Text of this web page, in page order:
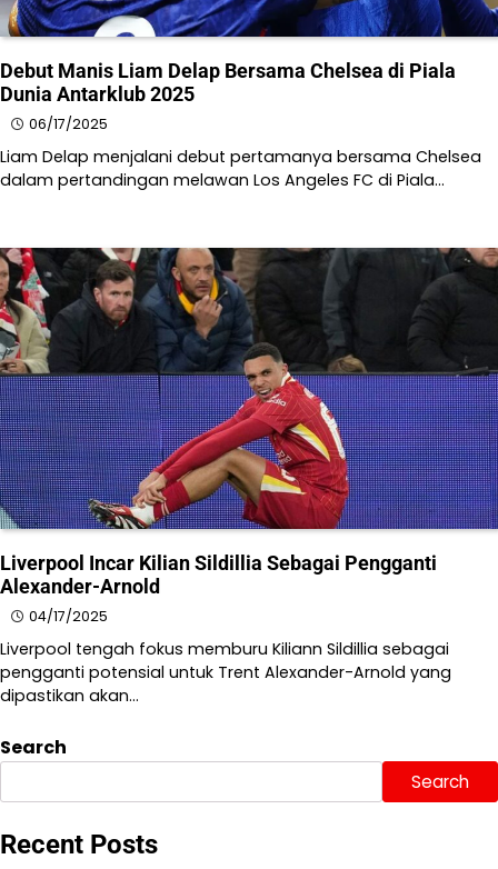
Debut Manis Liam Delap Bersama Chelsea di Piala
Dunia Antarklub 2025
06/17/2025
Liam Delap menjalani debut pertamanya bersama Chelsea
dalam pertandingan melawan Los Angeles FC di Piala…
Liverpool Incar Kilian Sildillia Sebagai Pengganti
Alexander-Arnold
04/17/2025
Liverpool tengah fokus memburu Kiliann Sildillia sebagai
pengganti potensial untuk Trent Alexander-Arnold yang
dipastikan akan…
Search
Search
Recent Posts